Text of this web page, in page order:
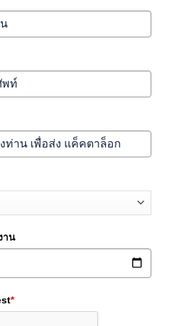
าน
*